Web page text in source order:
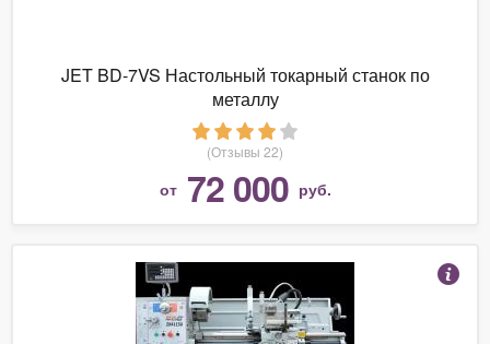
JET BD-7VS Настольный токарный станок по
металлу
(Отзывы 22)
от 72 000 руб.